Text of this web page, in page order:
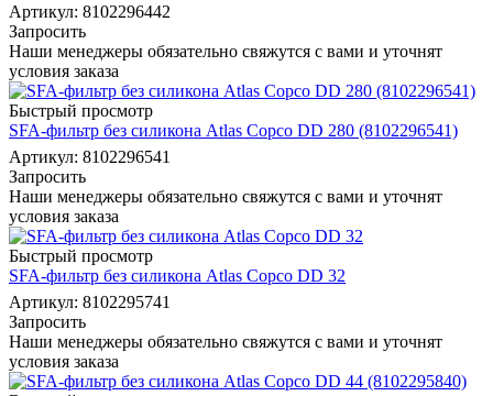
Артикул: 8102296442
Запросить
Наши менеджеры обязательно свяжутся с вами и уточнят
условия заказа
Быстрый просмотр
SFA-фильтр без силикона Atlas Copco DD 280 (8102296541)
Артикул: 8102296541
Запросить
Наши менеджеры обязательно свяжутся с вами и уточнят
условия заказа
Быстрый просмотр
SFA-фильтр без силикона Atlas Copco DD 32
Артикул: 8102295741
Запросить
Наши менеджеры обязательно свяжутся с вами и уточнят
условия заказа